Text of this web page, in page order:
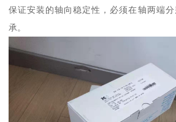
保证安装的轴向稳定性，必须在轴两端
承。